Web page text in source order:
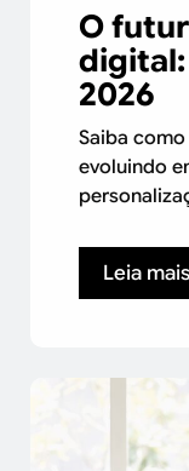
O
digital:
2026
Saiba
evoluindo
Leia mais